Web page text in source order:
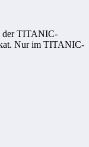
der TITANIC-
Nur im TITANIC-